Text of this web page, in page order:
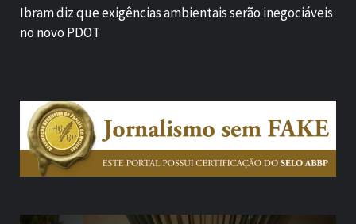
Ibram diz que exigências ambientais serão inegociáveis
no novo PDOT